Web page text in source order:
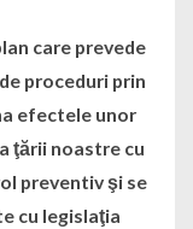
care prevede
proceduri prin
efectele unor
ţării noastre cu
preventiv şi se
cu legislaţia